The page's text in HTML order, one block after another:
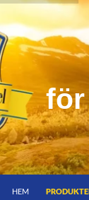
för
bar himmel
HEM